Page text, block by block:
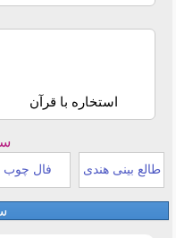
استخاره با قرآن
طالع بینی هندی فال چوب